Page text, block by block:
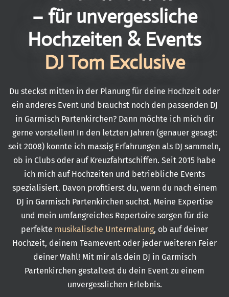
– für unvergessliche
Hochzeiten & Events
DJ Tom Exclusive
Du steckst mitten in der Planung für deine Hochzeit oder
ein anderes Event und brauchst noch den passenden DJ
in Garmisch Partenkirchen? Dann möchte ich mich dir
gerne vorstellen! In den letzten Jahren (genauer gesagt:
seit 2008) konnte ich massig Erfahrungen als DJ sammeln,
ob in Clubs oder auf Kreuzfahrtschiffen. Seit 2015 habe
ich mich auf Hochzeiten und betriebliche Events
spezialisiert. Davon profitierst du, wenn du nach einem
DJ in Garmisch Partenkirchen suchst. Meine Expertise
und mein umfangreiches Repertoire sorgen für die
perfekte musikalische Untermalung, ob auf deiner
Hochzeit, deinem Teamevent oder jeder weiteren Feier
deiner Wahl! Mit mir als dein DJ in Garmisch
Partenkirchen gestaltest du dein Event zu einem
unvergesslichen Erlebnis.